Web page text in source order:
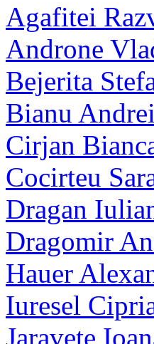
Agafitei
Androne
Bejerita
Bianu Andrei
Cirjan
Cocirteu
Dragan
Dragomir
Hauer
Iuresel
Jaravete